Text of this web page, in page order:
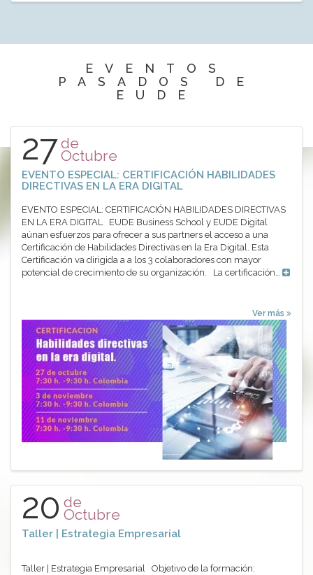
EVENTOS
PASADOS DE
EUDE
27de
Octubre
EVENTO ESPECIAL: CERTIFICACIÓN HABILIDADES
DIRECTIVAS EN LA ERA DIGITAL
EVENTO ESPECIAL: CERTIFICACIÓN HABILIDADES DIRECTIVAS
EN LA ERA DIGITAL EUDE Business School y EUDE Digital
aúnan esfuerzos para ofrecer a sus partners el acceso a una
Certificación de Habilidades Directivas en la Era Digital. Esta
Certificación va dirigida a a los 3 colaboradores con mayor
potencial de crecimiento de su organización. La certificación…
Ver más
20 de
Octubre
Taller | Estrategia Empresarial
Taller | Estrategia Empresarial Objetivo de la formación: